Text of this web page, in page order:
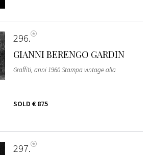
296
GIANNI BERENGO GARDIN
Graffiti, anni 1960 Stampa vintage alla
SOLD € 875
297